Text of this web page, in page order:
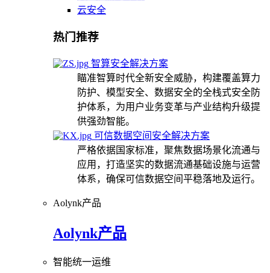
云安全
热门推荐
智算安全解决方案
瞄准智算时代全新安全威胁，构建覆盖算力
防护、模型安全、数据安全的全栈式安全防
护体系，为用户业务变革与产业结构升级提
供强劲智能。
可信数据空间安全解决方案
严格依据国家标准，聚焦数据场景化流通与
应用，打造坚实的数据流通基础设施与运营
体系，确保可信数据空间平稳落地及运行。
Aolynk产品
Aolynk产品
智能统一运维